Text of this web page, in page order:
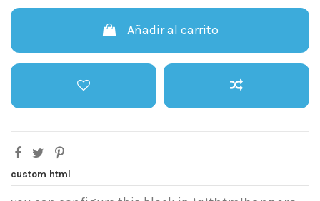
Añadir al carrito
custom html